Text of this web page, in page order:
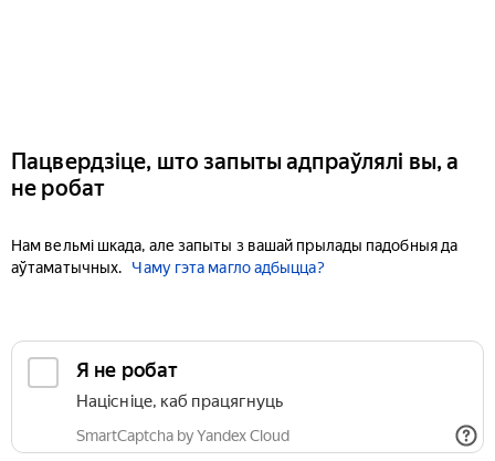
Пацвердзіце, што запыты адпраўлялі вы, а
не робат
Нам вельмі шкада, але запыты з вашай прылады падобныя да
аўтаматычных.
Чаму гэта магло адбыцца?
Я не робат
Націсніце, каб працягнуць
SmartCaptcha by Yandex Cloud